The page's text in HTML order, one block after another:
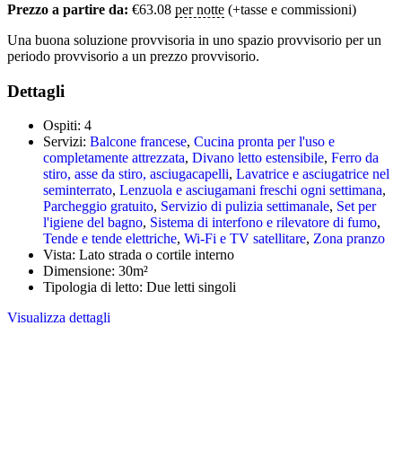
Prezzo a partire da: €63.08 per notte (+tasse e commissioni)
Una buona soluzione provvisoria in uno spazio provvisorio per un
periodo provvisorio a un prezzo provvisorio.
Dettagli
Ospiti: 4
Servizi: Balcone francese, Cucina pronta per l'uso e
completamente attrezzata, Divano letto estensibile, Ferro da
stiro, asse da stiro, asciugacapelli, Lavatrice e asciugatrice nel
seminterrato, Lenzuola e asciugamani freschi ogni settimana,
Parcheggio gratuito, Servizio di pulizia settimanale, Set per
l'igiene del bagno, Sistema di interfono e rilevatore di fumo,
Tende e tende elettriche, Wi-Fi e TV satellitare, Zona pranzo
Vista: Lato strada o cortile interno
Dimensione: 30m²
Tipologia di letto: Due letti singoli
Visualizza dettagli